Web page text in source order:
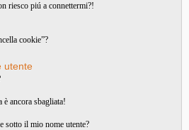
riesco piú a connettermi?!
cookie”?
utente
ancora sbagliata!
sotto il mio nome utente?